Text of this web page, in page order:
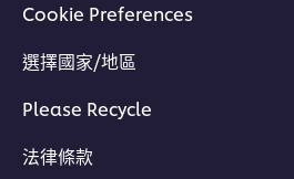
Cookie Preferences
選擇國家/地區
Please Recycle
法律條款